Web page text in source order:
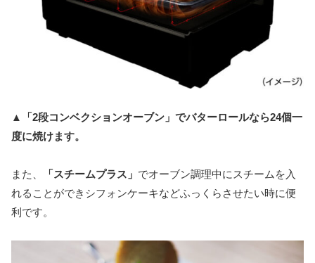
▲「2段コンベクションオーブン」でバターロールなら24個一
度に焼けます。
また、 「スチームプラス」 でオーブン調理中にスチームを入
れることができシフォンケーキなどふっくらさせたい時に便
利です。